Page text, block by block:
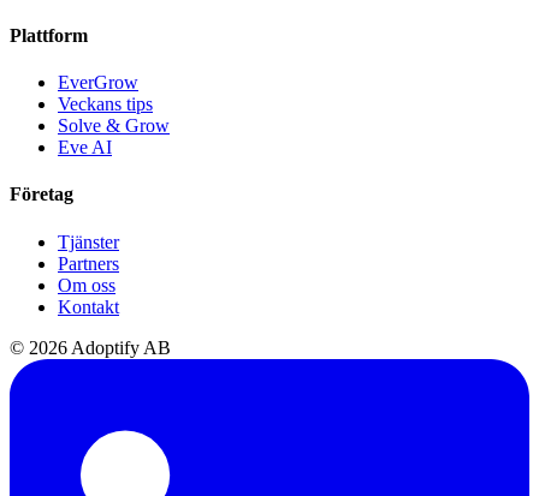
Plattform
EverGrow
Veckans tips
Solve & Grow
Eve AI
Företag
Tjänster
Partners
Om oss
Kontakt
© 2026 Adoptify AB